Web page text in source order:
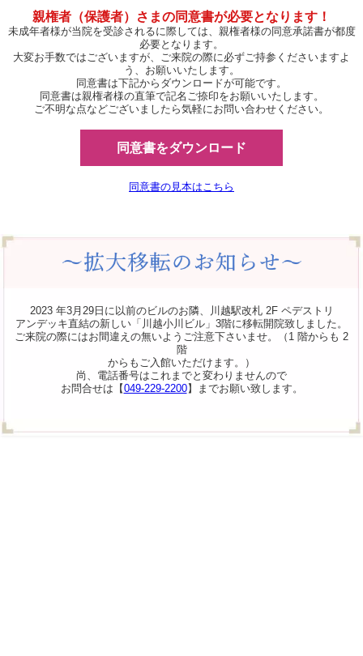
親権者（保護者）さまの同意書が必要となります！
未成年者様が当院を受診されるに際しては、親権者様の同意承諾書が都度
必要となります。
大変お手数ではございますが、ご来院の際に必ずご持参くださいますよ
う、お願いいたします。
同意書は下記からダウンロードが可能です。
同意書は親権者様の直筆で記名ご捺印をお願いいたします。
ご不明な点などございましたら気軽にお問い合わせください。
同意書をダウンロード
同意書の見本はこちら
2023 年3月29日に以前のビルのお隣、川越駅改札 2F ペデストリ
アンデッキ直結の新しい「川越小川ビル」3階に移転開院致しました。
ご来院の際にはお間違えの無いようご注意下さいませ。（1 階からも 2
階
からもご入館いただけます。）
尚、電話番号はこれまでと変わりませんので
お問合せは【049-229-2200】までお願い致します。